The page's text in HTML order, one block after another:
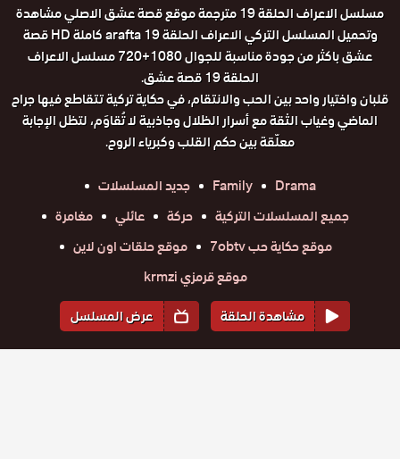
مسلسل الاعراف الحلقة 19 مترجمة موقع قصة عشق الاصلي مشاهدة
وتحميل المسلسل التركي الاعراف الحلقة 19 arafta كاملة HD قصة
عشق باكثر من جودة مناسبة للجوال 1080+720 مسلسل الاعراف
الحلقة 19 قصة عشق.
قلبان واختيار واحد بين الحب والانتقام، في حكاية تركية تتقاطع فيها جراح
الماضي وغياب الثقة مع أسرار الظلال وجاذبية لا تُقاوَم، لتظل الإجابة
معلّقة بين حكم القلب وكبرياء الروح.
Drama
Family
جديد المسلسلات
جميع المسلسلات التركية
حركة عائلي
مغامرة
موقع حكاية حب 7obtv
موقع حلقات اون لاين
موقع قرمزي krmzi
مشاهدة الحلقة
عرض المسلسل